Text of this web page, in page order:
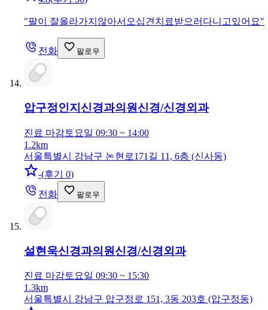
"팔이 잘올라가지않아서오십견치료받으러다니고있어요"
전화 팔로우
압구정인지신경과의원신경/신경외과
진료 마감토요일 09:30 ~ 14:00
1.2km
서울특별시 강남구 논현로171길 11, 6층 (신사동)
-(후기 0)
전화
팔로우
설현욱신경과의원신경/신경외과
진료 마감토요일 09:30 ~ 15:30
1.3km
서울특별시 강남구 압구정로 151, 3동 203호 (압구정동)